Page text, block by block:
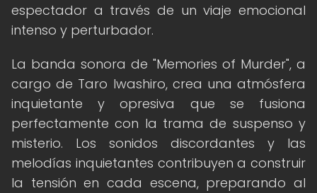
espectador a través de un viaje emocional
intenso y perturbador.
La banda sonora de "Memories of Murder", a
cargo de Taro Iwashiro, crea una atmósfera
inquietante y opresiva que se fusiona
perfectamente con la trama de suspenso y
misterio. Los sonidos discordantes y las
melodías inquietantes contribuyen a construir
la tensión en cada escena, preparando al